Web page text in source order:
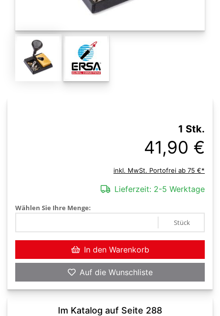
1 Stk.
41,90 €
inkl. MwSt. Portofrei ab 75 €*
Lieferzeit: 2-5 Werktage
Wählen Sie Ihre Menge:
Stück
In den Warenkorb
Auf die Wunschliste
Im Katalog auf Seite 288